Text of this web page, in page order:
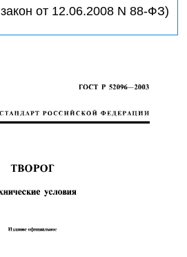
закон от 12.06.2008 N 88-ФЗ)